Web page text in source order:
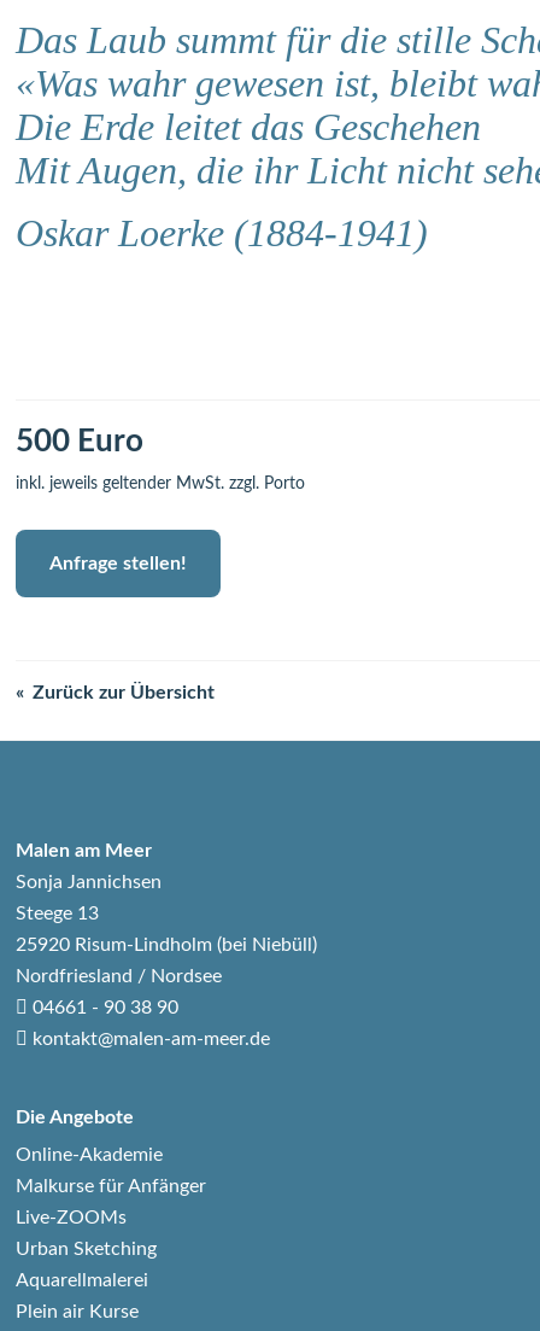
Das Laub summt für die stille
«Was wahr gewesen ist, bleibt
Die Erde leitet das Geschehen
Mit Augen, die ihr Licht nicht
Oskar Loerke (1884-1941)
500 Euro
inkl. jeweils geltender MwSt. zzgl. Porto
Anfrage stellen!
Zurück zur Übersicht
Malen am Meer
Sonja Jannichsen
Steege 13
25920 Risum-Lindholm (bei Niebüll)
Nordfriesland / Nordsee
04661 - 90 38 90
kontakt@malen-am-meer.de
Die Angebote
Online-Akademie
Malkurse für Anfänger
Live-ZOOMs
Urban Sketching
Aquarellmalerei
Plein air Kurse